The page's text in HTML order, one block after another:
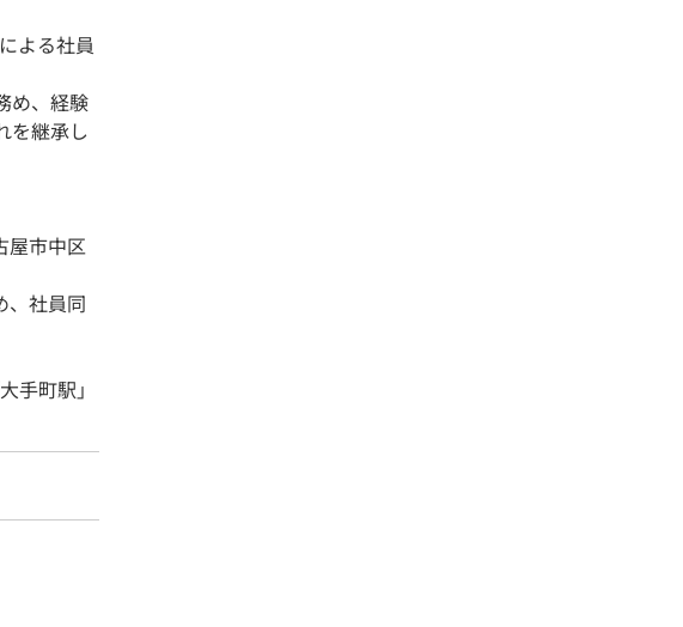
よる社員
め、経験
を継承し
屋市中区
、社員同
手町駅」